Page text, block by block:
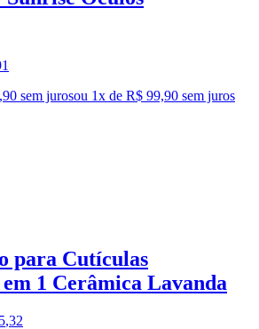
sem jurosou 1x de R$ 99,90 sem juros
para Cutículas
1 Cerâmica Lavanda
,32